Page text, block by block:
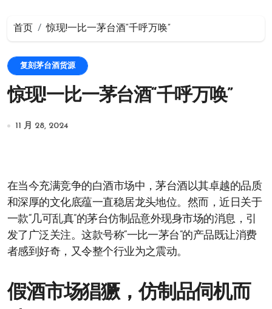
首页 惊现!一比一茅台酒“千呼万唤”
复刻茅台酒货源
惊现!一比一茅台酒“千呼万唤”
11 月 28, 2024
在当今充满竞争的白酒市场中，茅台酒以其卓越的品质
和深厚的文化底蕴一直稳居龙头地位。然而，近日关于
一款“几可乱真”的茅台仿制品意外现身市场的消息，引
发了广泛关注。这款号称“一比一茅台”的产品既让消费
者感到好奇，又令整个行业为之震动。
假酒市场猖獗，仿制品伺机而